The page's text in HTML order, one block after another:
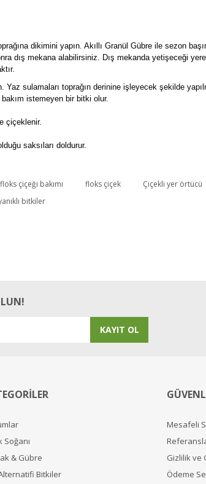
dikimini yapın. Akıllı Granül Gübre ile sezon
dış mekana alabilirsiniz. Dış mekanda yetişeceği
sulamaları toprağın derinine işleyecek şekilde
istemeyen bir bitki olur.
çiçeklenir.
saksıları doldurur.
floks çiçeği bakımı floks çiçek Çiçekli yer örtücü
bitkiler
KAYIT OL
Soğanı
& Gübre
Bitkiler
Mesafeli
Gizlilik ve
Ödeme